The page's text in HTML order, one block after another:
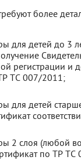
более
для детей до 3
регистрации и
ТС 007/2011;
для детей
2 слоя (любой
по ТР ТС